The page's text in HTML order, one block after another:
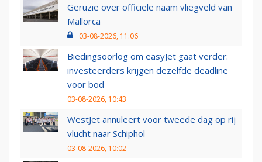
Geruzie over officiële naam vliegveld van
Mallorca
03-08-2026, 11:06
Biedingsoorlog om easyJet gaat verder:
investeerders krijgen dezelfde deadline
voor bod
03-08-2026, 10:43
WestJet annuleert voor tweede dag op rij
vlucht naar Schiphol
03-08-2026, 10:02